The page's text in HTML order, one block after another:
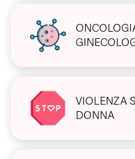
VIOLENZA
DONNA